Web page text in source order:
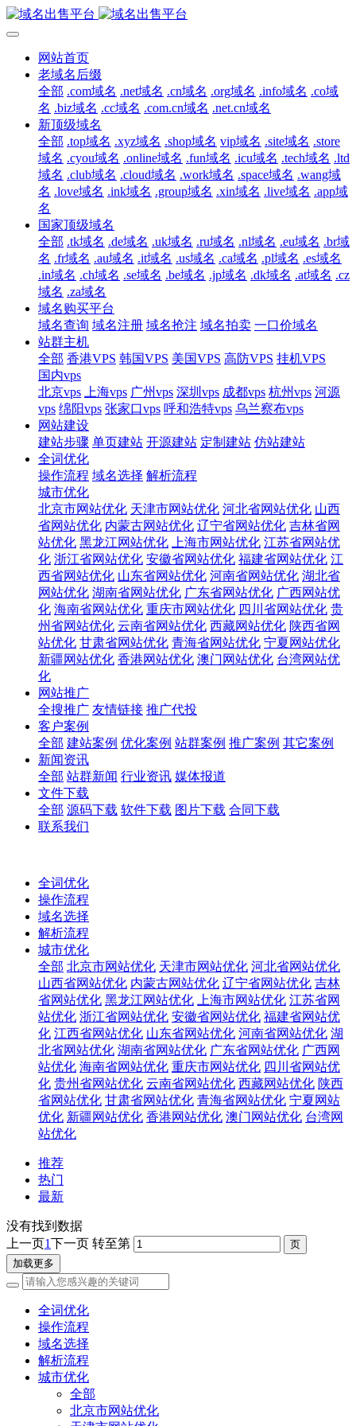
网站首页
老域名后缀
全部 .com域名 .net域名 .cn域名 .org域名 .info域名 .co域
名 .biz域名 .cc域名 .com.cn域名 .net.cn域名
新顶级域名
全部 .top域名 .xyz域名 .shop域名 vip域名 .site域名 .store
域名 .cyou域名 .online域名 .fun域名 .icu域名 .tech域名 .ltd
域名 .club域名 .cloud域名 .work域名 .space域名 .wang域
名 .love域名 .ink域名 .group域名 .xin域名 .live域名 .app域
名
国家顶级域名
全部 .tk域名 .de域名 .uk域名 .ru域名 .nl域名 .eu域名 .br域
名 .fr域名 .au域名 .it域名 .us域名 .ca域名 .pl域名 .es域名
.in域名 .ch域名 .se域名 .be域名 .jp域名 .dk域名 .at域名 .cz
域名 .za域名
域名购买平台
域名查询 域名注册 域名抢注 域名拍卖 一口价域名
站群主机
全部 香港VPS 韩国VPS 美国VPS 高防VPS 挂机VPS
国内vps
北京vps
上海vps 广州vps 深圳vps 成都vps 杭州vps 河源
vps 绵阳vps 张家口vps 呼和浩特vps 乌兰察布vps
网站建设
建站步骤 单页建站 开源建站 定制建站 仿站建站
全词优化
操作流程 域名选择 解析流程
城市优化
北京市网站优化 天津市网站优化 河北省网站优化 山西
省网站优化 内蒙古网站优化 辽宁省网站优化 吉林省网
站优化 黑龙江网站优化 上海市网站优化 江苏省网站优
化 浙江省网站优化 安徽省网站优化 福建省网站优化 江
西省网站优化 山东省网站优化 河南省网站优化 湖北省
网站优化 湖南省网站优化 广东省网站优化 广西网站优
化 海南省网站优化 重庆市网站优化 四川省网站优化 贵
州省网站优化 云南省网站优化 西藏网站优化 陕西省网
站优化 甘肃省网站优化 青海省网站优化 宁夏网站优化
新疆网站优化 香港网站优化 澳门网站优化 台湾网站优
化
网站推广
全搜推广 友情链接 推广代投
客户案例
全部 建站案例 优化案例 站群案例 推广案例 其它案例
新闻资讯
全部 站群新闻 行业资讯 媒体报道
文件下载
全部 源码下载 软件下载 图片下载 合同下载
联系我们
全词优化
操作流程
域名选择
解析流程
城市优化
全部 北京市网站优化 天津市网站优化 河北省网站优化
山西省网站优化 内蒙古网站优化 辽宁省网站优化 吉林
省网站优化 黑龙江网站优化 上海市网站优化 江苏省网
站优化 浙江省网站优化 安徽省网站优化 福建省网站优
化 江西省网站优化 山东省网站优化 河南省网站优化 湖
北省网站优化 湖南省网站优化 广东省网站优化 广西网
站优化 海南省网站优化 重庆市网站优化 四川省网站优
化 贵州省网站优化 云南省网站优化 西藏网站优化 陕西
省网站优化 甘肃省网站优化 青海省网站优化 宁夏网站
优化 新疆网站优化 香港网站优化 澳门网站优化 台湾网
站优化
推荐
热门
最新
没有找到数据
上一页1下一页 转至第
加载更多
全词优化
操作流程
域名选择
解析流程
城市优化
全部
北京市网站优化